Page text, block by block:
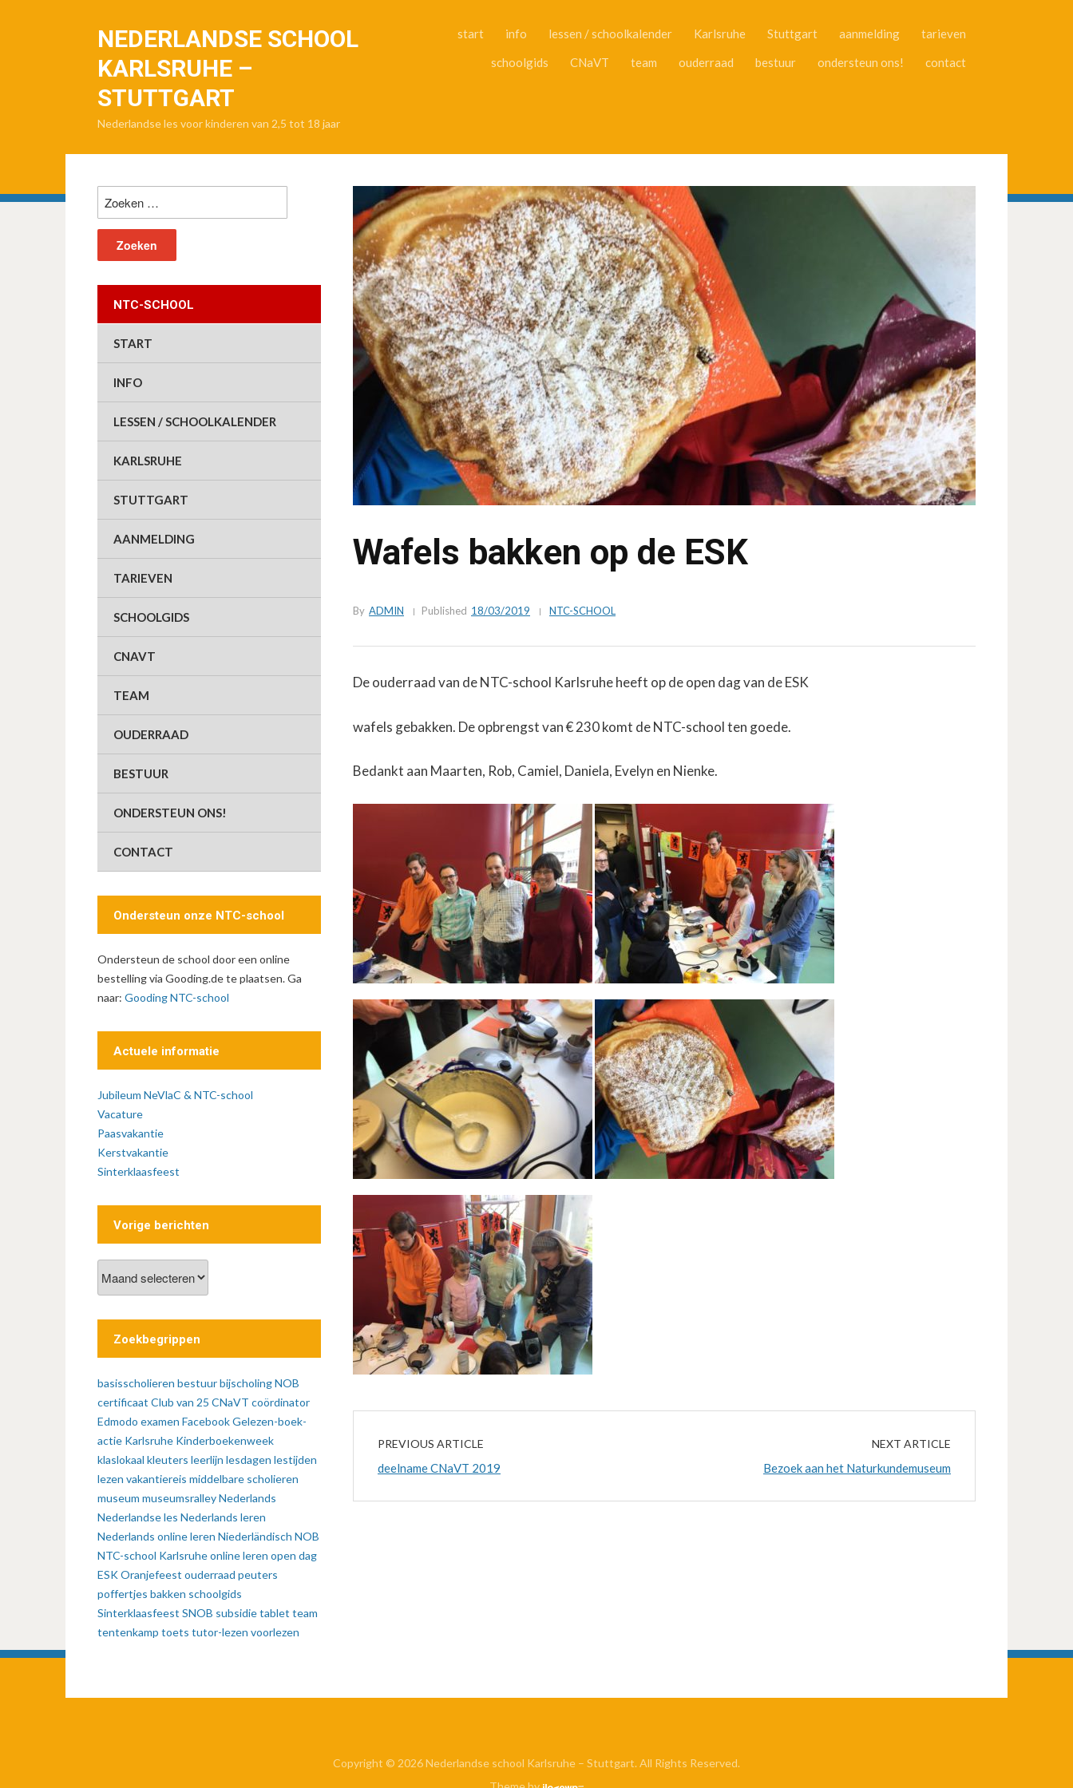
content
NEDERLANDSE SCHOOL
KARLSRUHE –
STUTTGART
Nederlandse les voor kinderen van 2,5 tot 18 jaar
start info lessen / schoolkalender Karlsruhe Stuttgart aanmelding
tarieven
schoolgids
CNaVT team ouderraad bestuur ondersteun ons! contact
Wafels bakken op de ESK
By ADMIN Published 18/03/2019 NTC-SCHOOL
De ouderraad van de NTC-school Karlsruhe heeft op de open dag van de ESK
wafels gebakken. De opbrengst van € 230 komt de NTC-school ten goede.
Bedankt aan Maarten, Rob, Camiel, Daniela, Evelyn en Nienke.
PREVIOUS ARTICLE
deelname CNaVT 2019
NEXT ARTICLE
Bezoek aan het Naturkundemuseum
NTC-SCHOOL
START
INFO
LESSEN / SCHOOLKALENDER
KARLSRUHE
STUTTGART
AANMELDING
TARIEVEN
SCHOOLGIDS
CNAVT
TEAM
OUDERRAAD
BESTUUR
ONDERSTEUN ONS!
CONTACT
Ondersteun onze NTC-school
Ondersteun de school door een online
bestelling via Gooding.de te plaatsen. Ga
naar: Gooding NTC-school
Actuele informatie
Jubileum NeVlaC & NTC-school
Vacature
Paasvakantie
Kerstvakantie
Sinterklaasfeest
Vorige berichten
berichten
Zoekbegrippen
basisscholieren bestuurbijscholing NOB
certificaat Club van 25 CNaVT coördinator
Edmodo examen FacebookGelezen-boek-
actie Karlsruhe Kinderboekenweek
klaslokaal kleuters leerlijn lesdagen lestijden
lezen vakantiereis middelbare scholieren
museum museumsralleyNederlands
Nederlandse les Nederlands leren
Nederlands online leren Niederländisch NOB
NTC-school Karlsruheonline leren open dag
ESKOranjefeest ouderraad peuters
poffertjes bakken schoolgids
Sinterklaasfeest SNOB subsidietablet team
tentenkamp toets tutor-lezen voorlezen
Copyright © 2026 Nederlandse school Karlsruhe – Stuttgart. All Rights Reserved.